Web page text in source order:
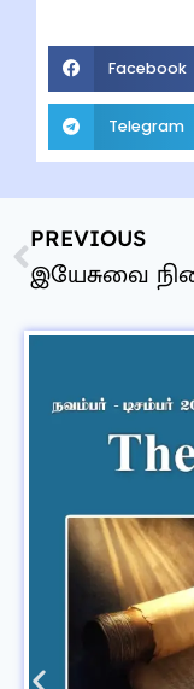
Facebook
Telegram
PREVIOUS